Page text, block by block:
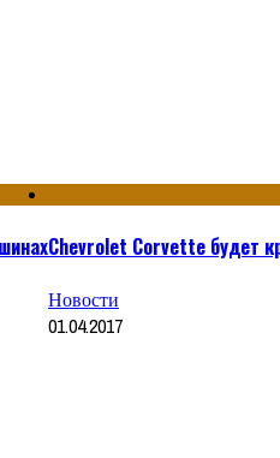
Chevrolet Corvette будет
Новости
01.04.2017